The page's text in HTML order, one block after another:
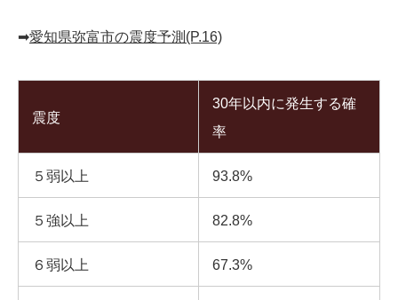
➡︎愛知県弥富市の震度予測(P.16)
震度
30年以内に発生する確
率
５弱以上 93.8%
５強以上 82.8%
６弱以上 67.3%